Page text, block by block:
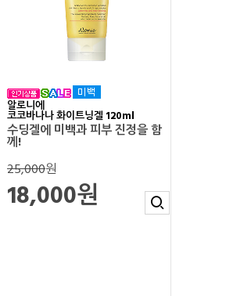
알로니에
코코바나나 화이트닝겔 120ml
수딩겔에 미백과 피부 진정을 함
께!
25,000원
18,000원